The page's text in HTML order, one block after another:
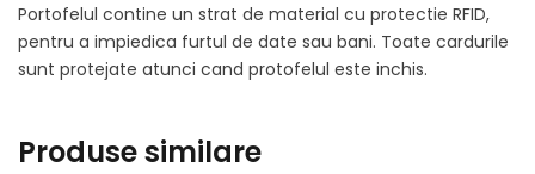
Portofelul contine un strat de material cu protectie RFID,
pentru a impiedica furtul de date sau bani. Toate cardurile
sunt protejate atunci cand protofelul este inchis.
Produse similare